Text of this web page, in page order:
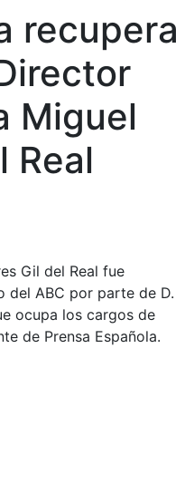
recupera
Miguel
Real
Gil del Real fue
del ABC por parte de D.
ocupa los cargos de
de Prensa Española.